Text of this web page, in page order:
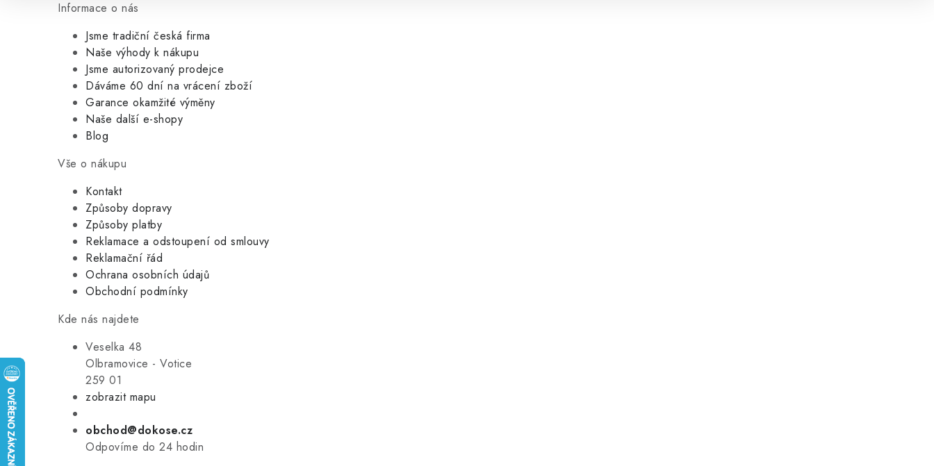
Informace o nás
Jsme tradiční česká firma
Naše výhody k nákupu
Jsme autorizovaný prodejce
Dáváme 60 dní na vrácení zboží
Garance okamžité výměny
Naše další e-shopy
Blog
Vše o nákupu
Kontakt
Způsoby dopravy
Způsoby platby
Reklamace a odstoupení od smlouvy
Reklamační řád
Ochrana osobních údajů
Obchodní podmínky
Kde nás najdete
Veselka 48
Olbramovice - Votice
259 01
zobrazit mapu
obchod@dokose.cz
Odpovíme do 24 hodin